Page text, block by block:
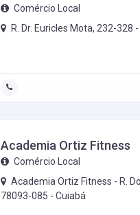
Comércio Local
R. Dr. Euricles Mota, 232-
Academia Ortiz Fitness
Comércio Local
Academia Ortiz Fitness - R.
78093-085 -Cuiabá